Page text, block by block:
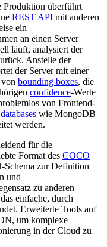
überführt
REST API mit anderen
ein
an einen Server
läuft, analysiert der
Anstelle der
der Server mit einer
bounding boxes, die
confidence-Werte
von Frontend-
wie MongoDB
werden.
für die
Format des COCO
Schema zur Definition
und
zu anderen
einfache, durch
Erweiterte Tools auf
um komplexe
in der Cloud zu